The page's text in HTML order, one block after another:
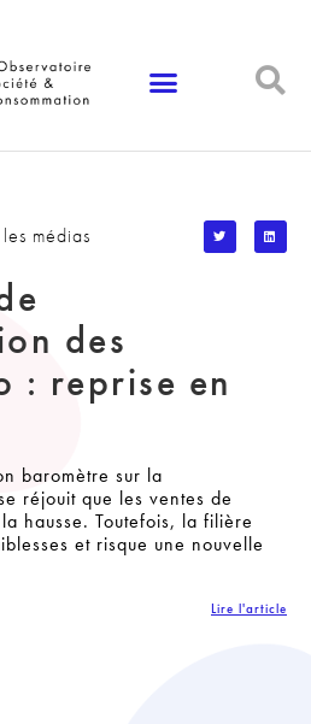
médias
des
: reprise en
baromètre sur la
réjouit que les ventes de
hausse. Toutefois, la filière
et risque une nouvelle
Lire l'article